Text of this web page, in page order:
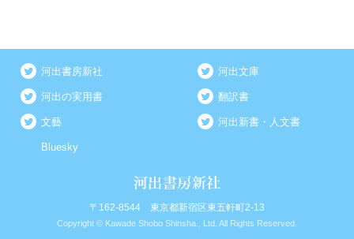
河出書房新社 河出文庫
河出の実用書 翻訳書
文藝 河出新書・人文書
Bluesky
〒162-8544 東京都新宿区東五軒町2-13
Copyright © Kawade Shobo Shinsha., Ltd. All Rights Reserved.